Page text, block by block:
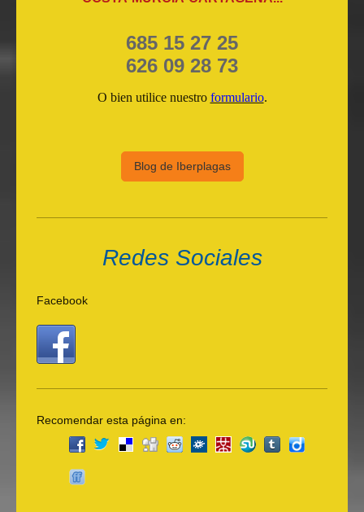
685 15 27 25
626 09 28 73
O bien utilice nuestro formulario.
Blog de Iberplagas
Redes Sociales
Facebook
Recomendar esta página en: